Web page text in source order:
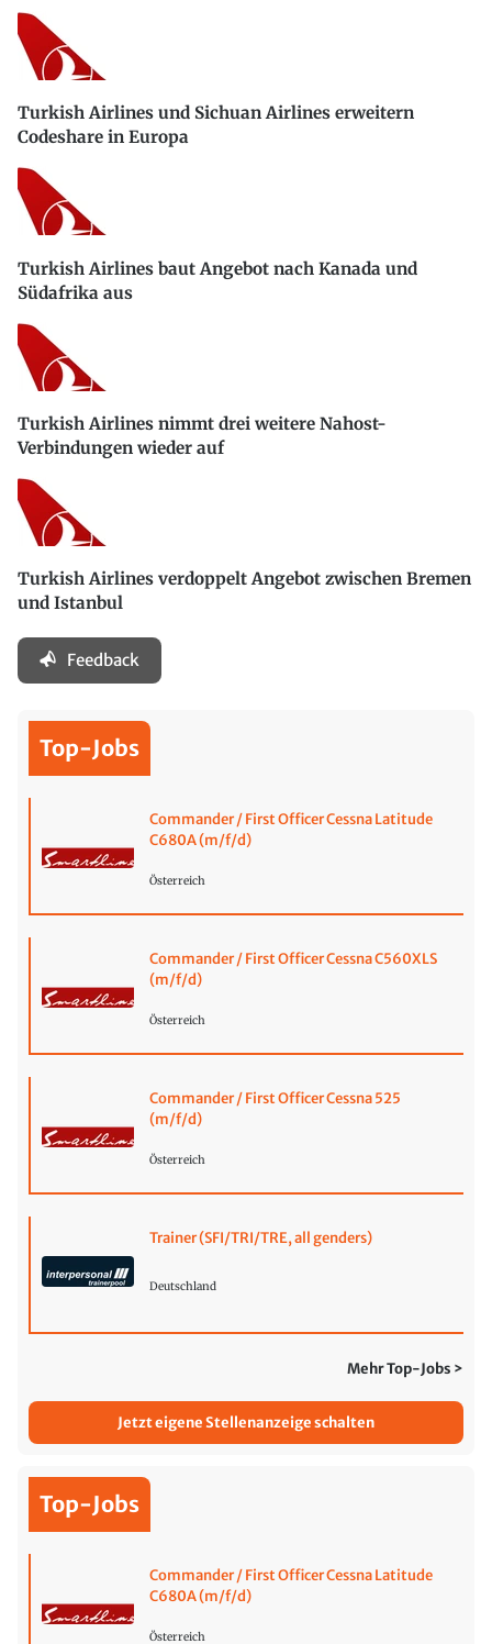
Turkish Airlines und Sichuan Airlines erweitern
Codeshare in Europa
Turkish Airlines baut Angebot nach Kanada und
Südafrika aus
Turkish Airlines nimmt drei weitere Nahost-
Verbindungen wieder auf
Turkish Airlines verdoppelt Angebot zwischen Bremen
und Istanbul
Feedback
Top-Jobs
Commander / First Officer Cessna Latitude
C680A (m/f/d)
Österreich
Commander / First Officer Cessna C560XLS
(m/f/d)
Österreich
Commander / First Officer Cessna 525
(m/f/d)
Österreich
Trainer (SFI/TRI/TRE, all genders)
Deutschland
Mehr Top-Jobs >
Jetzt eigene Stellenanzeige schalten
Top-Jobs
Commander / First Officer Cessna Latitude
C680A (m/f/d)
Österreich